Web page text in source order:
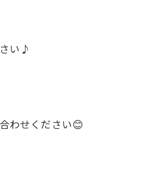
い♪
わせください😊